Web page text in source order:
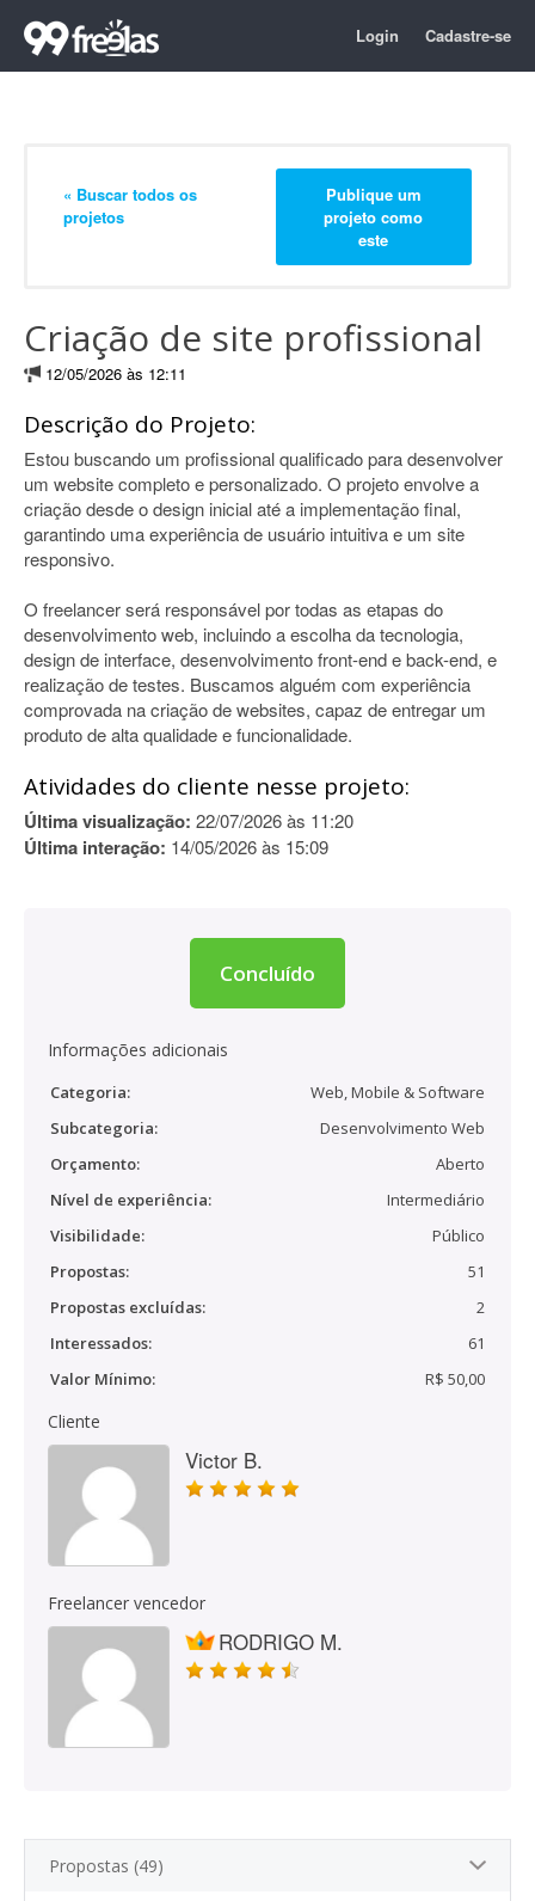
Login Cadastre-se
« Buscar todos os
projetos
Publique um
projeto como
este
Criação de site profissional
12/05/2026 às 12:11
Descrição do Projeto:
Estou buscando um profissional qualificado para desenvolver
um website completo e personalizado. O projeto envolve a
criação desde o design inicial até a implementação final,
garantindo uma experiência de usuário intuitiva e um site
responsivo.
O freelancer será responsável por todas as etapas do
desenvolvimento web, incluindo a escolha da tecnologia,
design de interface, desenvolvimento front-end e back-end, e
realização de testes. Buscamos alguém com experiência
comprovada na criação de websites, capaz de entregar um
produto de alta qualidade e funcionalidade.
Atividades do cliente nesse projeto:
Última visualização: 22/07/2026 às 11:20
Última interação: 14/05/2026 às 15:09
Concluído
Informações adicionais
Categoria:
Web, Mobile & Software
Subcategoria:
Desenvolvimento Web
Orçamento:
Aberto
Nível de experiência:
Intermediário
Visibilidade:
Público
Propostas:
51
Propostas excluídas:
2
Interessados:
61
Valor Mínimo:
R$ 50,00
Cliente
Victor B.
Freelancer vencedor
RODRIGO M.
Propostas (49)